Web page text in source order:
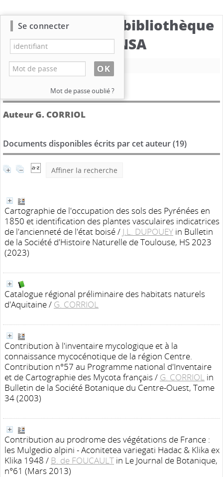
Catalogue de la bibliothèque
du CBNSA
Nouvelle recherche
Détail de l'auteur
Auteur G. CORRIOL
Documents disponibles écrits par cet auteur (19)
Affiner la recherche
Cartographie de l'occupation des sols des Pyrénées en
1850 et identification des plantes vasculaires indicatrices
de l'ancienneté de l'état boisé/ J.L. DUPOUEY in Bulletin
de la Société d'Histoire Naturelle de Toulouse, HS 2023
(2023)
Catalogue régional préliminaire des habitats naturels
d'Aquitaine/ G. CORRIOL
Contribution à l'inventaire mycologique et à la
connaissance mycocénotique de la région Centre.
Contribution n°57 au Programme national d'Inventaire
et de Cartographie des Mycota français / G. CORRIOL in
Bulletin de la Société Botanique du Centre-Ouest, Tome
34 (2003)
Contribution au prodrome des végétations de France :
les Mulgedio alpini - Aconitetea variegati Hadac & Klika ex
Klika 1948 / B. de FOUCAULT in Le Journal de Botanique,
n°61 (Mars 2013)
Se connecter
Mot de passe oublié ?